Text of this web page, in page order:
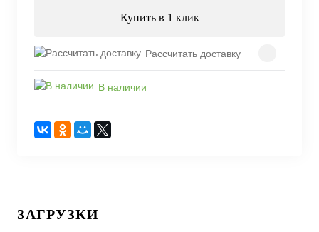
Купить в 1 клик
Рассчитать доставку
В наличии
ЗАГРУЗКИ